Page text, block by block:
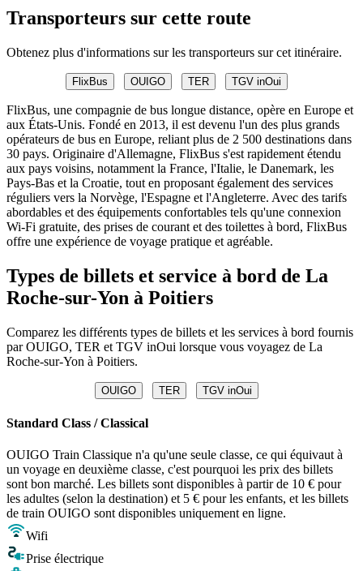
Transporteurs sur cette route
Obtenez plus d'informations sur les transporteurs sur cet itinéraire.
FlixBus OUIGO TER TGV inOui
FlixBus, une compagnie de bus longue distance, opère en Europe et
aux États-Unis. Fondé en 2013, il est devenu l'un des plus grands
opérateurs de bus en Europe, reliant plus de 2 500 destinations dans
30 pays. Originaire d'Allemagne, FlixBus s'est rapidement étendu
aux pays voisins, notamment la France, l'Italie, le Danemark, les
Pays-Bas et la Croatie, tout en proposant également des services
réguliers vers la Norvège, l'Espagne et l'Angleterre. Avec des tarifs
abordables et des équipements confortables tels qu'une connexion
Wi-Fi gratuite, des prises de courant et des toilettes à bord, FlixBus
offre une expérience de voyage pratique et agréable.
Types de billets et service à bord de La
Roche-sur-Yon à Poitiers
Comparez les différents types de billets et les services à bord fournis
par OUIGO, TER et TGV inOui lorsque vous voyagez de La
Roche-sur-Yon à Poitiers.
OUIGO TER TGV inOui
Standard Class / Classical
OUIGO Train Classique n'a qu'une seule classe, ce qui équivaut à
un voyage en deuxième classe, c'est pourquoi les prix des billets
sont bon marché. Les billets sont disponibles à partir de 10 € pour
les adultes (selon la destination) et 5 € pour les enfants, et les billets
de train OUIGO sont disponibles uniquement en ligne.
Wifi
Prise électrique